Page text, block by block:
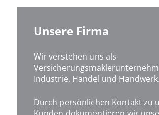
Unsere Firma
Wir verstehen uns als
Industrie, Handel und Handwerk.
Durch persönlichen Kontakt zu